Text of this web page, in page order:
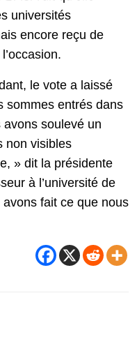
universités
encore reçu de
le vote a laissé
sommes entrés dans
avons soulevé un
non visibles
» dit la présidente
à l’université de
fait ce que nous